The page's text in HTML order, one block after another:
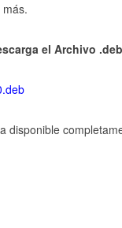
el Archivo
disponible